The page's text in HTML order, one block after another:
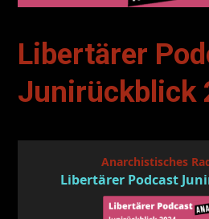
Libertärer
Junirückblick